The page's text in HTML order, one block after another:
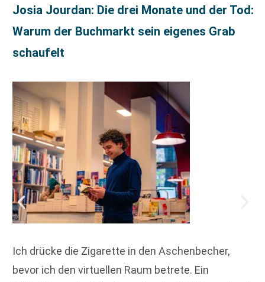
Josia Jourdan: Die drei Monate und der Tod:
Warum der Buchmarkt sein eigenes Grab
schaufelt
Ich drücke die Zigarette in den Aschenbecher,
bevor ich den virtuellen Raum betrete. Ein